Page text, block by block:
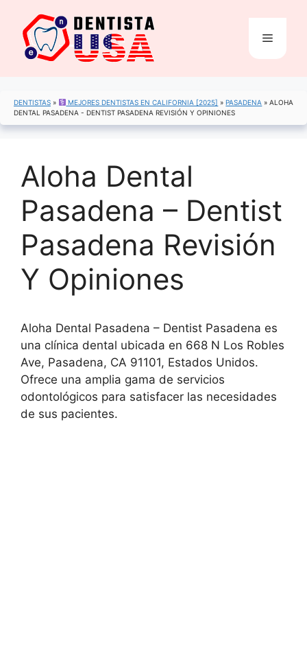
contenido
Menú
DENTISTAS » MEJORES DENTISTAS EN CALIFORNIA [2025] »PASADENA »ALOHA
DENTAL PASADENA - DENTIST PASADENA REVISIÓN Y OPINIONES
Aloha Dental
Pasadena – Dentist
Pasadena Revisión
Y Opiniones
Aloha Dental Pasadena – Dentist Pasadena es
una clínica dental ubicada en 668 N Los Robles
Ave, Pasadena, CA 91101, Estados Unidos.
Ofrece una amplia gama de servicios
odontológicos para satisfacer las necesidades
de sus pacientes.